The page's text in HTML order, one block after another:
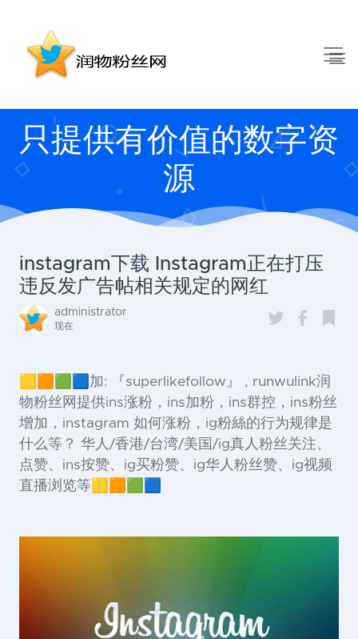
只提供有价值的数字资
源
instagram下载 Instagram正在打压
违反发广告帖相关规定的网红
administrator
现在
🟨🟧🟩🟦加: 『superlikefollow』 , runwulink润
物粉丝网提供ins涨粉，ins加粉，ins群控，ins粉丝
增加，instagram 如何涨粉，ig粉絲的行为规律是
什么等？ 华人/香港/台湾/美国/ig真人粉丝关注、
点赞、ins按赞、ig买粉赞、ig华人粉丝赞、ig视频
直播浏览等🟨🟧🟩🟦